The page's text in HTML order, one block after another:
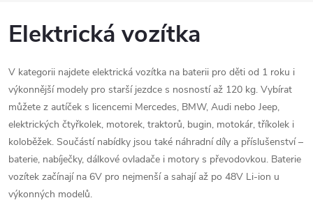
Elektrická vozítka
V kategorii najdete elektrická vozítka na baterii pro děti od 1 roku i
výkonnější modely pro starší jezdce s nosností až 120 kg. Vybírat
můžete z autíček s licencemi Mercedes, BMW, Audi nebo Jeep,
elektrických čtyřkolek, motorek, traktorů, bugin, motokár, tříkolek i
koloběžek. Součástí nabídky jsou také náhradní díly a příslušenství –
baterie, nabíječky, dálkové ovladače i motory s převodovkou. Baterie
vozítek začínají na 6V pro nejmenší a sahají až po 48V Li-ion u
výkonných modelů.